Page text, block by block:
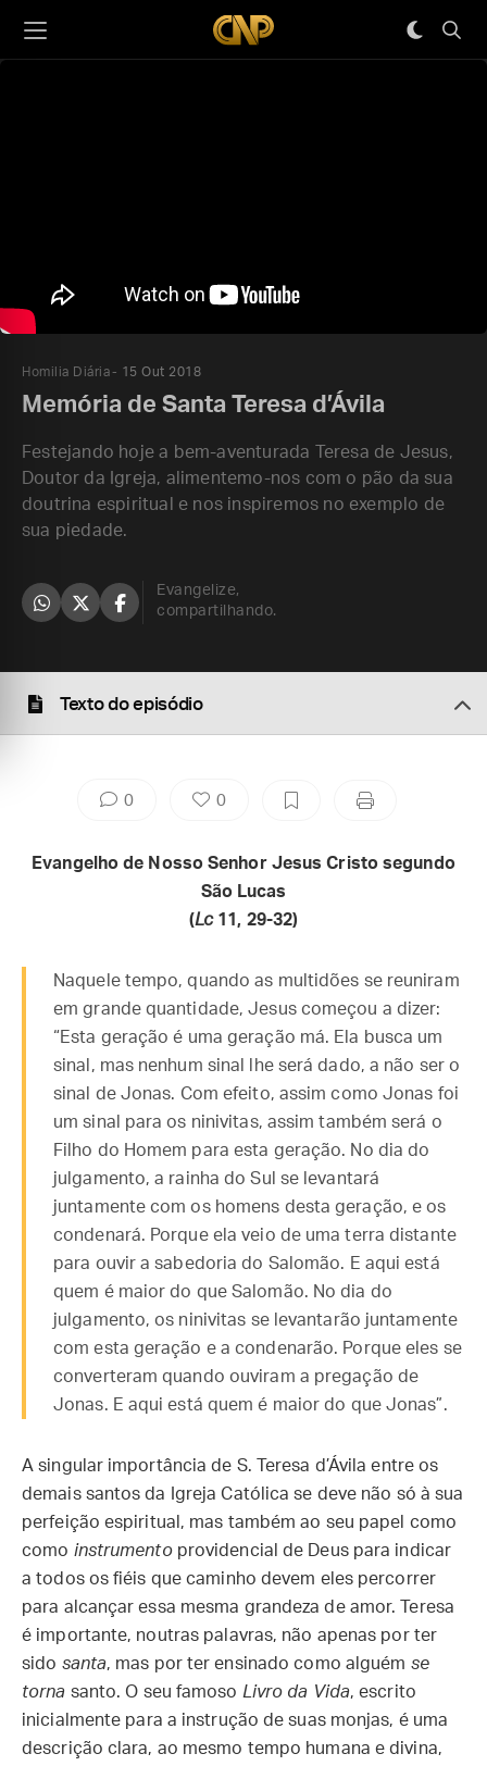
Homilia Diária 15 Out 2018
Memória de Santa Teresa d’Ávila
Festejando hoje a bem-aventurada Teresa de Jesus,
Doutor da Igreja, alimentemo-nos com o pão da sua
doutrina espiritual e nos inspiremos no exemplo de
sua piedade.
Evangelize,
compartilhando.
Texto do episódio
0 0
Evangelho de Nosso Senhor Jesus Cristo segundo
São Lucas
(Lc11, 29-32)
Naquele tempo, quando as multidões se reuniram
em grande quantidade, Jesus começou a dizer:
“Esta geração é uma geração má. Ela busca um
sinal, mas nenhum sinal lhe será dado, a não ser o
sinal de Jonas. Com efeito, assim como Jonas foi
um sinal para os ninivitas, assim também será o
Filho do Homem para esta geração. No dia do
julgamento, a rainha do Sul se levantará
juntamente com os homens desta geração, e os
condenará. Porque ela veio de uma terra distante
para ouvir a sabedoria do Salomão. E aqui está
quem é maior do que Salomão. No dia do
julgamento, os ninivitas se levantarão juntamente
com esta geração e a condenarão. Porque eles se
converteram quando ouviram a pregação de
Jonas. E aqui está quem é maior do que Jonas”.
A singular importância de S. Teresa d’Ávila entre os
demais santos da Igreja Católica se deve não só à sua
perfeição espiritual, mas também ao seu papel como
como instrumentoprovidencial de Deus para indicar
a todos os fiéis que caminho devem eles percorrer
para alcançar essa mesma grandeza de amor. Teresa
é importante, noutras palavras, não apenas por ter
sido santa, mas por ter ensinado como alguém se
torna santo. O seu famoso Livro da Vida, escrito
inicialmente para a instrução de suas monjas, é uma
descrição clara, ao mesmo tempo humana e divina,